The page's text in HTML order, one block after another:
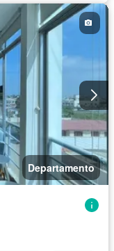
Departamento